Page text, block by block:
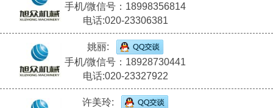
手机/微信号：18998356814
电话:020-23306381
姚丽:
手机/微信号：18928730441
电话:020-23327922
许美玲: